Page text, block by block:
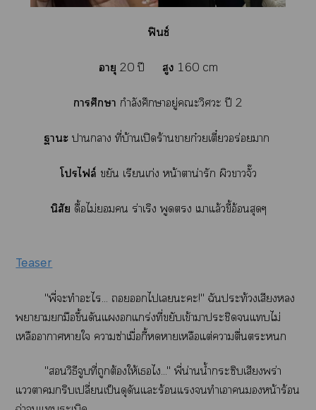
ฟินช์
อายุ 20 ปี สูง 160 cm
าศึกษา กำลังศึกษาอยู่ะวิศวะ ปี 2
าะ าา ที่บ้านเปิดร้านาก๋วยเตี๋ยวอร่อยา
โไล์ ขยัน เรียนเก่ง หน้าตาน่ารัก ผิวาจั๊ว
นิสัย ดื้อไม่ ร่าเริง พูด เาแล้วขี้อ้อนสุดๆ
Teaser
"พี่ะทำะไ... ไเะะ!" ฉันประท้วงเสียง
าามือขึ้นดันแแกร่งที่ขยับเข้าาประชิดแไม่
เหลือาาาใ าซ่าเมื่อกี้าเหลือแต่าตื่นะ
"วิธีจูบที่ถูกต้องให้เไ..." พี่น่านน้ำกระซิบเสียงพร่า
แาคมกริบเปลี่ยนเป็นดุดันแะร้อนแทำเาหน้าร้อน